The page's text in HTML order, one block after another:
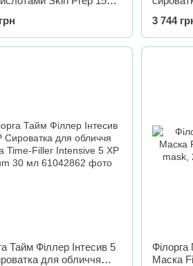
3 744
Тайм Філлер Інтесив 5
для обличчя
Філорга
Маска